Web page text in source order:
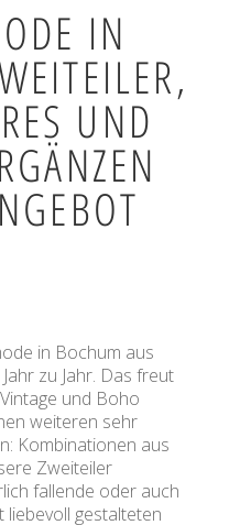
IN
UND
in Bochum aus
zu Jahr. Das freut
und Boho
weiteren sehr
Kombinationen aus
Zweiteiler
fallende oder auch
liebevoll gestalteten